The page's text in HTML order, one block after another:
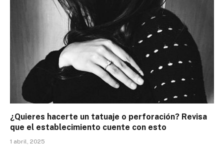
¿Quieres hacerte un tatuaje o perforación? Revisa
que el establecimiento cuente con esto
1 abril, 2025